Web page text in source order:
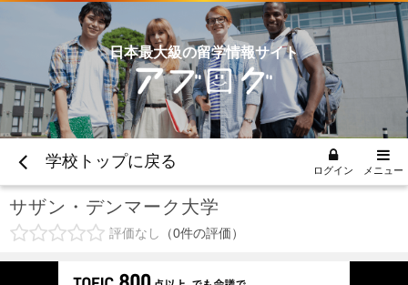
日本最大級の留学情報サイト
学校トップに戻る ログイン メニュー
サザン・デンマーク大学
評価なし 0件の評価